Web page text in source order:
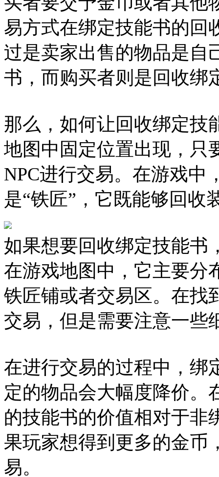
易方式在绑定技能书的回
过是卖家出售的物品是自
书，而购买者则是回收绑
那么，如何让回收绑定技
地图中固定位置出现，只
NPC进行交易。在游戏中
是“铁匠”，它既能够回收
如果想要回收绑定技能书
在游戏地图中，它主要分
铁匠铺或者交易区。在找
交易，但是需要注意一些
在进行交易的过程中，绑
定的物品会大幅度降价。
的技能书的价值相对于非
果玩家想得到更多的金币
易。